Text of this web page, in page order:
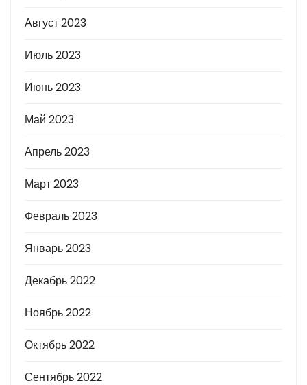
Август 2023
Июль 2023
Июнь 2023
Май 2023
Апрель 2023
Март 2023
Февраль 2023
Январь 2023
Декабрь 2022
Ноябрь 2022
Октябрь 2022
Сентябрь 2022